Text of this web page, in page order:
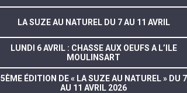
LA SUZE AU NATUREL DU 7 AU 11 AVRIL
LUNDI 6 AVRIL : CHASSE AUX OEUFS A L’ILE
MOULINSART
5ÈME ÉDITION DE « LA SUZE AU NATUREL » DU 7
AU 11 AVRIL 2026